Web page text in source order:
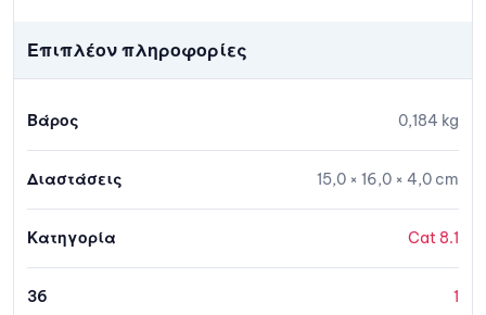
Επιπλέον πληροφορίες
Βάρος 0,184 kg
Διαστάσεις 15,0 × 16,0 × 4,0 cm
Κατηγορία Cat 8.1
36 1